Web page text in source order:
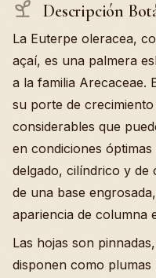
Descripción
La Euterpe oleracea,
açaí, es una palmera
a la familia Arecaceae.
su porte de
considerables que
en condiciones
delgado, cilíndrico y
de una base
apariencia de columna
Las hojas son
disponen como plumas